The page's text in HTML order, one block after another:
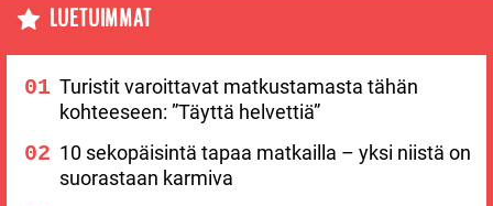
LUETUIMMAT
Turistit varoittavat matkustamasta tähän
kohteeseen: ”Täyttä helvettiä”
10 sekopäisintä tapaa matkailla – yksi niistä on
suorastaan karmiva